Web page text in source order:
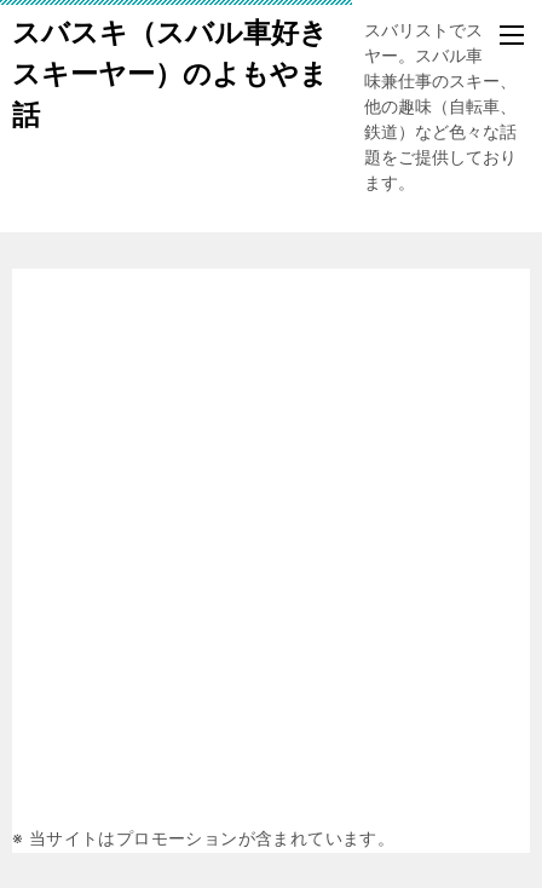
スバスキ（スバル車好き
スキーヤー）のよもやま
話
スバリストでスキー
ヤー。スバル車、趣
味兼仕事のスキー、
他の趣味（自転車、
鉄道）など色々な話
題をご提供しており
ます。
※ 当サイトはプロモーションが含まれています。